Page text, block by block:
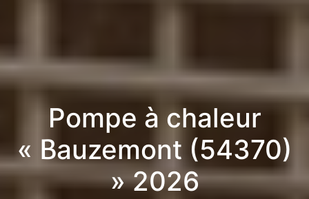
Pompe à chaleur
« Bauzemont (54370)
» 2026